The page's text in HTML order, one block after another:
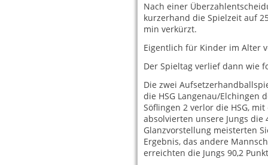
Nach einer
kurzerhand die Spielzeit auf
min verkürzt.
Eigentlich für Kinder im Alter
Der Spieltag verlief dann wie
Die zwei
die HSG Langenau/Elchingen
Söflingen 2 verlor die HSG,
absolvierten unsere Jungs
Glanzvorstellung meisterten
Ergebnis, das andere
erreichten die Jungs 90,2